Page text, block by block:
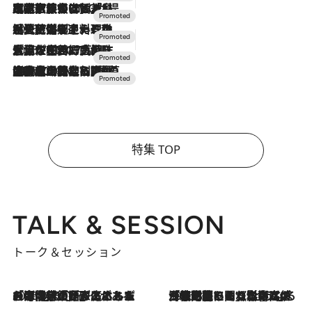
2026.7.31
【ホテル帰省】という選択肢をOMOが提案。家族とほどよい距離を保つには「昼は実家、夜は気兼ねなくホテルで！」
2026.7.24
【夏限定ディナーコース】旬を迎える稚鮎や花ズッキーニなどをイタリア・トスカーナの郷土料理の手法で満喫！
2026.7.17
「土佐和ハーブかき氷」がOMO7高知に登場！生姜、山椒、大葉など目にも舌にも涼を呼ぶ郷土の味
2026.7.10
NEW OPEN！【界 草津】名湯の地に誕生。趣の異なる2種の温泉と上州ならではの会席・蕎麦割烹など美食を味わう究極の癒やし旅
特集 TOP
TALK & SESSION
トーク＆セッション
2026.8.3
「今後値上げがあるとすれば…」「リスクがあるのは今年の冬」エネルギー専門家が語る、ホルムズ海峡封鎖が家庭にもたらす“ある心配” 2026.8.3
「住宅建てられない…」「サーチャージ料の高値が続いている」ホルムズ海峡封鎖による影響はいつまで続く？《エネルギー専門家に聞く“どうなる日本の暮らし”》